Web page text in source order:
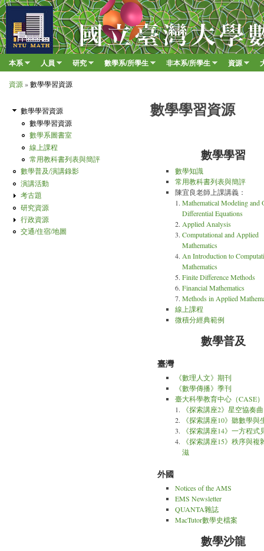
移至
臺
大
數
學
系
Main menu
本系 人員 研究 數學系/所學生 非本系/所學生 資源
您在這裡
資源»數學學習資源
數學學習資源
數學學習
數學知識
常用教科書列表與簡評
陳宜良老師上課講義：
Mathematical Modeling and
Differential Equations
Applied Analysis
Computational and Applied
Mathematics
An Introduction to
Mathematics
Finite Difference Methods
Financial Mathematics
Methods in Applied
線上課程
微積分經典範例
數學普及
臺灣
《數理人文》期刊
《數學傳播》季刊
臺大科學教育中心（CASE）
《探索講座2》星空協奏曲
《探索講座10》聽數學與
《探索講座14》一方程式
《探索講座15》秩序與複
滋
外國
Notices of the AMS
EMS Newsletter
QUANTA雜誌
MacTutor數學史檔案
數學沙龍
數學學習資源
數學學習資源
數學系圖書室
線上課程
常用教科書列表與簡評
數學普及/演講錄影
演講活動
考古題
研究資源
行政資源
交通/住宿/地圖